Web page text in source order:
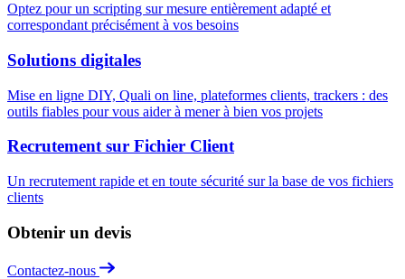
Optez pour un scripting sur mesure entièrement adapté et
correspondant précisément à vos besoins
Solutions digitales
Mise en ligne DIY, Quali on line, plateformes clients, trackers : des
outils fiables pour vous aider à mener à bien vos projets
Recrutement sur Fichier Client
Un recrutement rapide et en toute sécurité sur la base de vos fichiers
clients
Obtenir un devis
Contactez-nous